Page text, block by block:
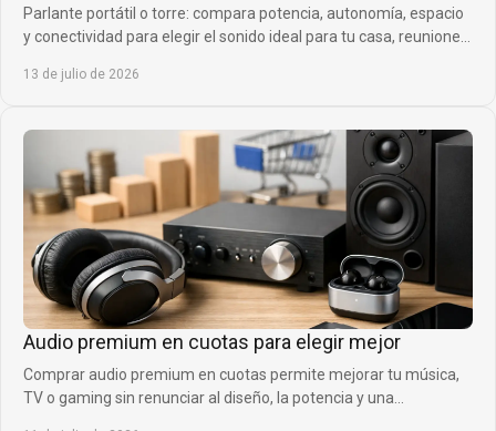
Parlante portátil o torre: compara potencia, autonomía, espacio
y conectividad para elegir el sonido ideal para tu casa, reuniones
13 de julio de 2026
Audio premium en cuotas para elegir mejor
Comprar audio premium en cuotas permite mejorar tu música,
TV o gaming sin renunciar al diseño, la potencia y una